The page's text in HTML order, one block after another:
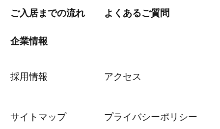
ご入居までの流れ よくあるご質問
企業情報
採用情報 アクセス
サイトマップ プライバシーポリシー